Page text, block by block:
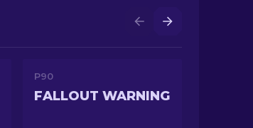
P90
FALLOUT WARNING